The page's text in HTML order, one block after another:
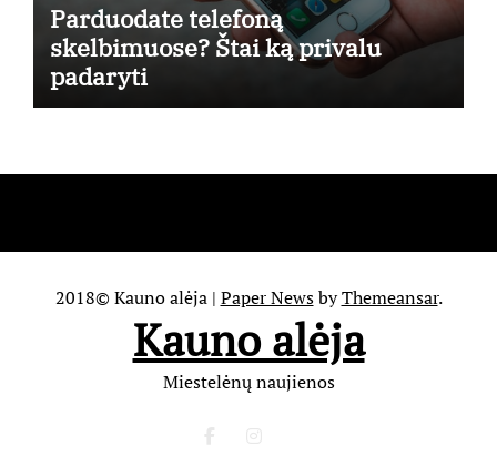
Parduodate telefoną
skelbimuose? Štai ką privalu
padaryti
2018© Kauno alėja | Paper NewsbyThemeansar.
Kauno alėja
Miestelėnų naujienos